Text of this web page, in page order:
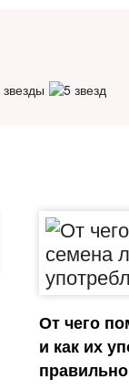
От чего
и как их
правильно